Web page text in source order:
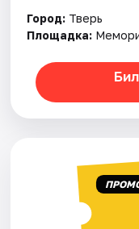
Рейтинги
Город: Тверь
Площадка: